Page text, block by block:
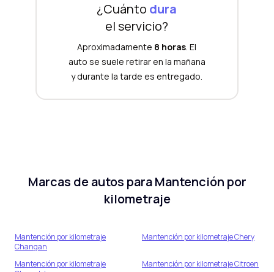
¿Cuánto dura
el servicio?
Aproximadamente 8 horas. El
auto se suele retirar en la mañana
y durante la tarde es entregado.
Marcas de autos paraMantención por
kilometraje
Mantención por kilometraje
Changan
Mantención por kilometrajeChery
Mantención por kilometraje
Mantención por kilometrajeCitroen